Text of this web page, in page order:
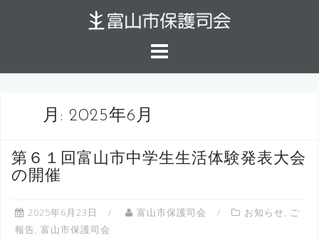
月: 2025年6月
第６１回富山市中学生生活体験発表大会
の開催
2025年6月23日 富山市保護司会 お知らせ, ご
報告, 富山市保護司会